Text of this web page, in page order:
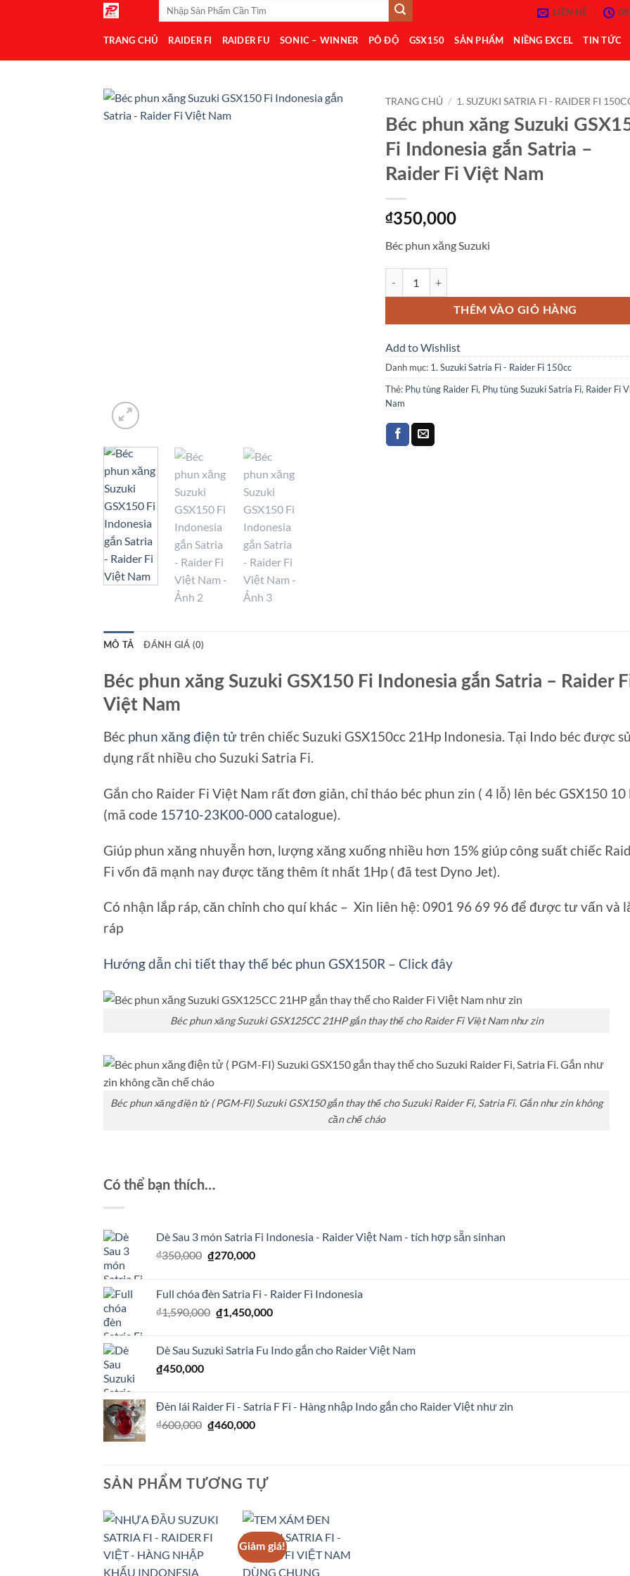
dung
LIÊN HỆ
TRANG CHỦ RAIDER FI RAIDER FU SONIC – WINNER PÔ ĐỘ GSX150 SẢN PHẨM NIỀNG EXCEL TIN TỨC
TRANG CHỦ / 1. SUZUKI SATRIA FI - RAIDER FI
Béc phun xăng Suzuki
Fi Indonesia gắn Satria –
Raider Fi Việt Nam
₫350,000
Béc phun xăng Suzuki
Béc phun xăng Suzuki GSX150 Fi Indonesia gắn Satria -
THÊM VÀO GIỎ HÀNG
Add to Wishlist
Danh mục: 1. Suzuki Satria Fi - Raider Fi 150cc
Thẻ: Phụ tùng Raider Fi, Phụ tùng Suzuki Satria Fi, Raider Fi
Nam
MÔ TẢ ĐÁNH GIÁ (0)
Béc phun xăng Suzuki GSX150 Fi Indonesia gắn Satria – Raider
Việt Nam
Béc phun xăng điện tửtrên chiếc Suzuki GSX150cc 21Hp Indonesia. Tại Indo béc được
dụng rất nhiều cho Suzuki Satria Fi.
Gắn cho Raider Fi Việt Nam rất đơn giản, chỉ tháo béc phun zin ( 4 lỗ) lên béc GSX150 10
(mã code 15710-23K00-000catalogue).
Giúp phun xăng nhuyễn hơn, lượng xăng xuống nhiều hơn 15% giúp công suất chiếc
Fi vốn đã mạnh nay được tăng thêm ít nhất 1Hp ( đã test Dyno Jet).
Có nhận lắp ráp, căn chỉnh cho quí khác – Xin liên hệ: 0901 96 69 96 để được tư vấn và
ráp
Hướng dẫn chi tiết thay thế béc phun GSX150R – Click đây
Béc phun xăng Suzuki GSX125CC 21HP gắn thay thế cho Raider Fi Việt Nam như zin
Béc phun xăng điện tử ( PGM-FI) Suzuki GSX150 gắn thay thế cho Suzuki Raider Fi, Satria Fi. Gắn như zin không
cần chế cháo
Có thể bạn thích…
Dè Sau 3 món Satria Fi Indonesia - Raider Việt Nam - tích hợp sẵn sinhan
₫350,000 Giá
₫350,000.
₫270,000Giá
là:
₫270,000.
Full chóa đèn Satria Fi - Raider Fi Indonesia
₫1,590,000 Giá
₫1,590,000.
₫1,450,000Giá
là:
Dè Sau Suzuki Satria Fu Indo gắn cho Raider Việt Nam
₫450,000
Đèn lái Raider Fi - Satria F Fi - Hàng nhập Indo gắn cho Raider Việt như zin
₫600,000 Giá
₫460,000Giá
₫460,000.
SẢN PHẨM TƯƠNG TỰ
Add to
Wishlist
Giảm giá!
Wishlist